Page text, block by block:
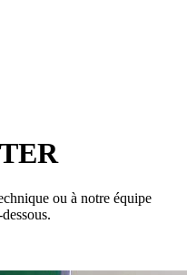
ou à notre équipe